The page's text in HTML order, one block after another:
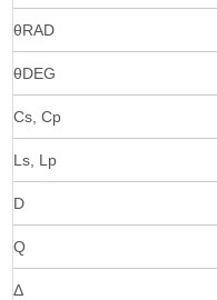
θRAD
θDEG
Cs, Cp
Ls, Lp
D
Q
Δ